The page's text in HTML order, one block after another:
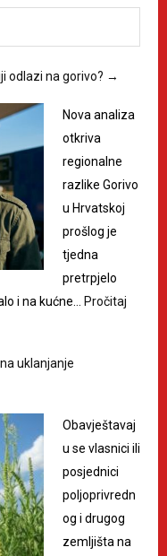
odlazi na gorivo? →
Nova analiza
otkriva
regionalne
razlike Gorivo
u Hrvatskoj
prošlog je
tjedna
pretrpjelo
i na kućne…
Pročitaj
uklanjanje
Obavještavaj
u se vlasnici ili
posjednici
poljoprivredn
og i drugog
zemljišta na